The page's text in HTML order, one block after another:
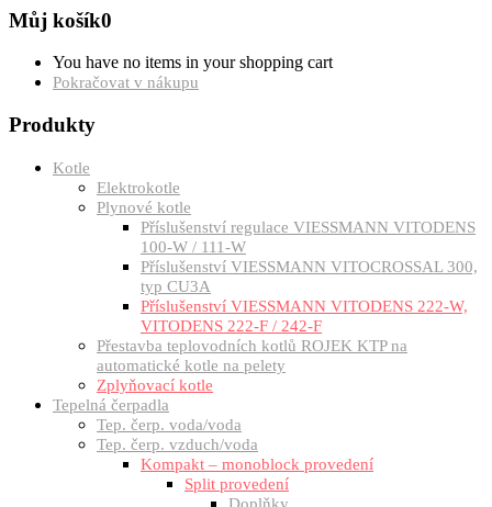
Můj košík0
You have no items in your shopping cart
Pokračovat v nákupu
Produkty
Kotle
Elektrokotle
Plynové kotle
Příslušenství regulace VIESSMANN VITODENS
100-W / 111-W
Příslušenství VIESSMANN VITOCROSSAL 300,
typ CU3A
Příslušenství VIESSMANN VITODENS 222-W,
VITODENS 222-F / 242-F
Přestavba teplovodních kotlů ROJEK KTP na
automatické kotle na pelety
Zplyňovací kotle
Tepelná čerpadla
Tep. čerp. voda/voda
Tep. čerp. vzduch/voda
Kompakt – monoblock provedení
Split provedení
Doplňky